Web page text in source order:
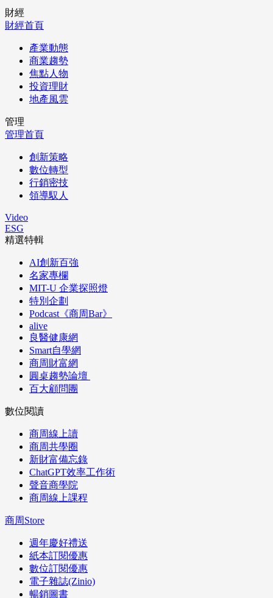
財經
財經首頁
產業動態
商業趨勢
焦點人物
投資理財
地產風雲
管理
管理首頁
創新策略
數位轉型
行銷密技
領導馭人
Video
ESG
精選特輯
AI創新百強
名家專欄
MIT-U 企業探照燈
特別企劃
Podcast《商周Bar》
alive
良醫健康網
Smart自學網
商周財富網
圓桌趨勢論壇
百大顧問團
數位閱讀
商周線上讀
商周共學圈
新財富備忘錄
ChatGPT效率工作術
聲音商學院
商周線上課程
商周Store
週年慶好禮送
紙本訂閱優惠
數位訂閱優惠
電子雜誌(Zinio)
暢銷圖書